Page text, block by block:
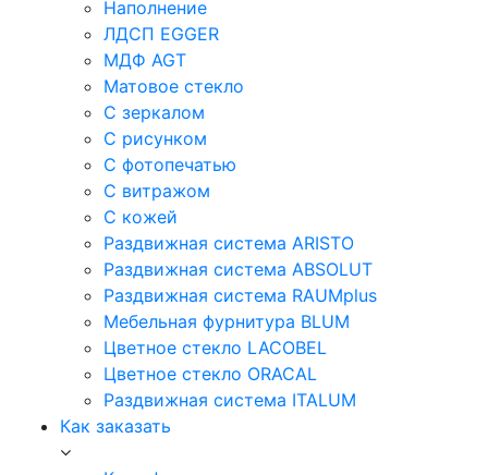
Наполнение
ЛДСП EGGER
МДФ AGT
Матовое стекло
С зеркалом
С рисунком
С фотопечатью
С витражом
С кожей
Раздвижная система ARISTO
Раздвижная система ABSOLUT
Раздвижная система RAUMplus
Мебельная фурнитура BLUM
Цветное стекло LACOBEL
Цветное стекло ORACAL
Раздвижная система ITALUM
Как заказать